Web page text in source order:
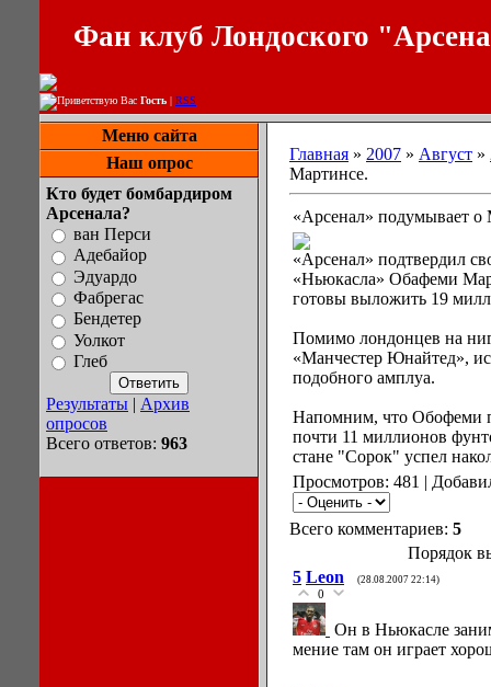
Фан клуб Лондоского
Приветствую Вас Гость | RSS
Меню сайта
Наш опрос
Кто будет бомбардиром
Арсенала?
ван Перси
Адебайор
Эдуардо
Фабрегас
Бендетер
Уолкот
Глеб
Результаты | Архив
опросов
Всего ответов: 963
Главная » 2007 » Август »
Мартинсе.
«Арсенал» подумывает о
«Арсенал» подтвердил
«Ньюкасла» Обафеми
готовы выложить 19
Помимо лондонцев на
«Манчестер Юнайтед»,
подобного амплуа.
Напомним, что Обофеми
почти 11 миллионов
стане "Сорок" успел
Просмотров: 481 |
Всего комментариев: 5
Порядок
5 Leon (28.08.2007 22:14)
0
Он в Ньюкасле
мение там он играет